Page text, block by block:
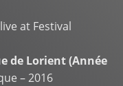
at Festival
de Lorient (Année
– 2016